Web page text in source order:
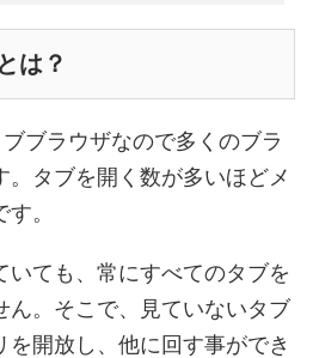
は？
ブラウザなので多くのブラ
。タブを開く数が多いほどメ
。
いても、常にすべてのタブを
ん。そこで、見ていないタブ
を開放し、他に回す事ができ